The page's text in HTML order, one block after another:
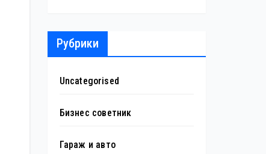
Рубрики
Uncategorised
Бизнес советник
Гараж и авто